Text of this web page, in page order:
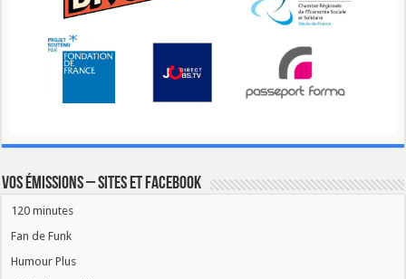
Vos émissions – Sites et Facebook
120 minutes
Fan de Funk
Humour Plus